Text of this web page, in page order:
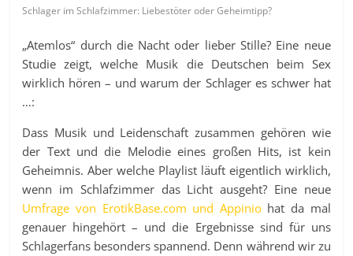
Schlager im Schlafzimmer: Liebestöter oder Geheimtipp?
„Atemlos“ durch die Nacht oder lieber Stille? Eine neue
Studie zeigt, welche Musik die Deutschen beim Sex
wirklich hören – und warum der Schlager es schwer hat
…:
Dass Musik und Leidenschaft zusammen gehören wie
der Text und die Melodie eines großen Hits, ist kein
Geheimnis. Aber welche Playlist läuft eigentlich wirklich,
wenn im Schlafzimmer das Licht ausgeht? Eine neue
Umfrage von ErotikBase.com und Appiniohat da mal
genauer hingehört – und die Ergebnisse sind für uns
Schlagerfans besonders spannend. Denn während wir zu